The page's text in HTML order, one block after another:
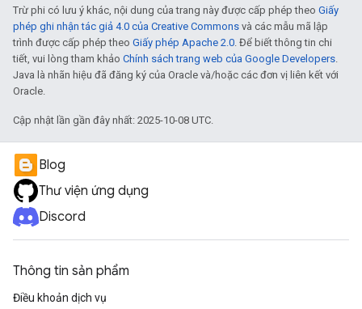
Trừ phi có lưu ý khác, nội dung của trang này được cấp phép theo Giấy
phép ghi nhận tác giả 4.0 của Creative Commons và các mẫu mã lập
trình được cấp phép theo Giấy phép Apache 2.0. Để biết thông tin chi
tiết, vui lòng tham khảo Chính sách trang web của Google Developers.
Java là nhãn hiệu đã đăng ký của Oracle và/hoặc các đơn vị liên kết với
Oracle.
Cập nhật lần gần đây nhất: 2025-10-08 UTC.
Blog
Thư viện ứng dụng
Discord
Thông tin sản phẩm
Điều khoản dịch vụ